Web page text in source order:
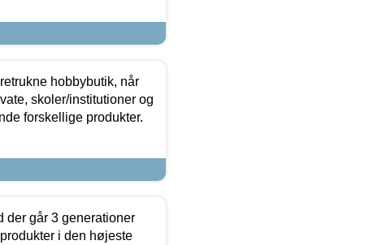
hobbybutik, når
skoler/institutioner og
forskellige produkter.
der går 3 generationer
i den højeste